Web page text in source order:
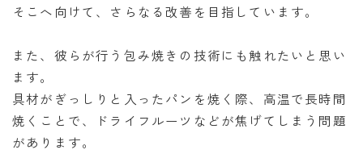
そこへ向けて、さらなる改善を目指しています。
また、彼らが行う包み焼きの技術にも触れたいと思い
ます。
具材がぎっしりと入ったパンを焼く際、高温で長時間
焼くことで、ドライフルーツなどが焦げてしまう問題
があります。